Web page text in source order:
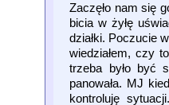
Zaczęło nam się
bicia w żyłę
działki. Poczucie
wiedziałem, czy
trzeba było być
panowała. MJ
kontroluję